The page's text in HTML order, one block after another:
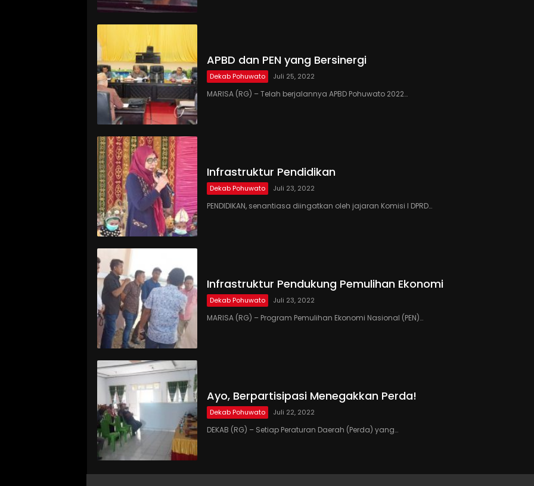
APBD dan PEN yang Bersinergi
Dekab Pohuwato Juli 25, 2022
MARISA (RG) – Telah berjalannya APBD Pohuwato 2022…
Infrastruktur Pendidikan
Dekab Pohuwato Juli 23, 2022
PENDIDIKAN, senantiasa diingatkan oleh jajaran Komisi I DPRD…
Infrastruktur Pendukung Pemulihan Ekonomi
Dekab Pohuwato Juli 23, 2022
MARISA (RG) – Program Pemulihan Ekonomi Nasional (PEN)…
Ayo, Berpartisipasi Menegakkan Perda!
Dekab Pohuwato Juli 22, 2022
DEKAB (RG) – Setiap Peraturan Daerah (Perda) yang…